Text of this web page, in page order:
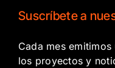
Suscríbete a
Cada mes
los proyectos y